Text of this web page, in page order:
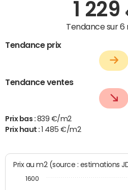
1 229
Tendance sur 6
Tendance prix
Tendance ventes
Prix bas : 839 €/m2
Prix haut :
1 485 €/m2
Prix au m2 (source : estimations
1600